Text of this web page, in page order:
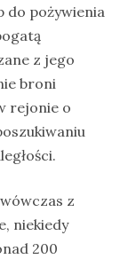
do pożywienia
z jego
broni
rejonie o
z
niekiedy
200